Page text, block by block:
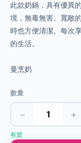
此款奶鍋，具有優異
境，無毒無害。寬敞
時也方便清潔。每次
的生活。
曼烹奶
數量
− +
有貨